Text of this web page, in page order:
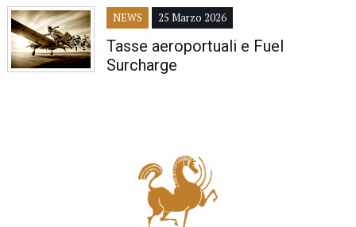
NEWS 25 Marzo 2026
Tasse aeroportuali e Fuel
Surcharge